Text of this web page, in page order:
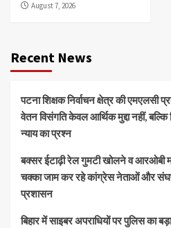
August 7, 2026
Recent News
पटना शिक्षक निर्वाचन क्षेत्र की एमएलसी
वेतन विसंगति केवल आर्थिक मुद्दा नहीं,
न्याय का प्रश्न
बक्सर ईटाढ़ी रेल गुमटी खोलने व आरओबी
चक्का जाम कर रहे कांग्रेस नेताओं और
प्रशासन
बिहार में साइबर अपराधियों पर पुलिस का